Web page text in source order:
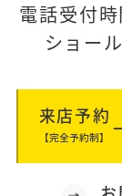
電話受付時
ショー
来店予約
【完全予約制】